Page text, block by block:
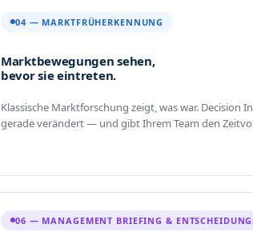
04 — MARKTFRÜHERKENNUNG
Marktbewegungen sehen,
bevor sie eintreten.
Klassische Marktforschung zeigt, was war. Decision
gerade verändert — und gibt Ihrem Team den
06 — MANAGEMENT BRIEFING &